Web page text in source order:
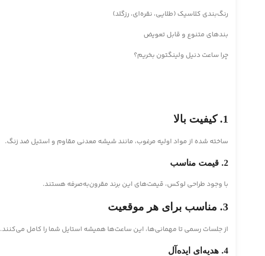
رنگ‌بندی کلاسیک (طلایی، نقره‌ای، رزگلد)
بندهای متنوع و قابل تعویض
چرا ساعت دنیل ولینگتون بخریم؟
1. کیفیت بالا
ساخته شده از مواد اولیه مرغوب، مانند شیشه معدنی مقاوم و استیل ضد زنگ.
2. قیمت مناسب
با وجود طراحی لوکس، قیمت‌های این برند مقرون‌به‌صرفه هستند.
3. مناسب برای هر موقعیت
از جلسات رسمی تا مهمانی‌ها، این ساعت‌ها همیشه استایل شما را کامل می‌کنند.
4. هدیه‌ای ایده‌آل